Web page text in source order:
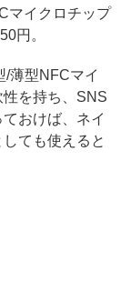
マイクロチップ
円。
薄型NFCマイ
を持ち、SNS
おけば、ネイ
ても使えると